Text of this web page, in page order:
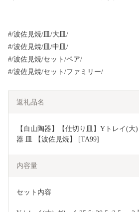
#/波佐見焼/皿/大皿/
#/波佐見焼/皿/中皿/
#/波佐見焼/セット/ペア/
#/波佐見焼/セット/ファミリー/
返礼品名
【白山陶器】【仕切り皿】Yトレイ(大
器 皿 【波佐見焼】 [TA99]
内容量
セット内容